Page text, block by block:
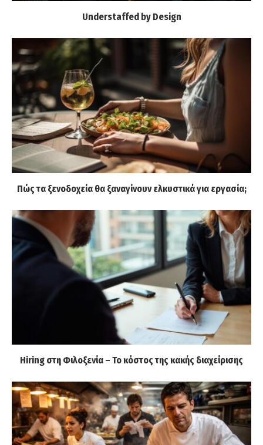
Understaffed by Design
Πώς τα ξενοδοχεία θα ξαναγίνουν ελκυστικά για εργασία;
Hiring στη Φιλοξενία – Το κόστος της κακής διαχείρισης